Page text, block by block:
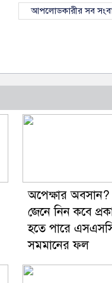
আপলোডকারীর সব
অপেক্ষার অবসান?
জেনে নিন কবে
হতে পারে
সমমানের ফল